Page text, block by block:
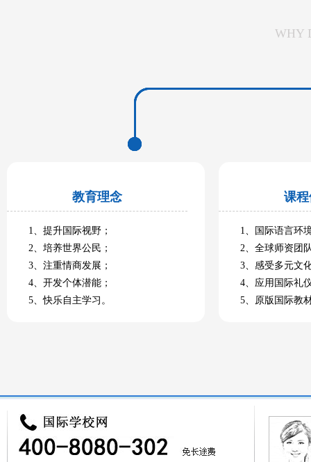
WHY
教育理念
1、提升国际视野；
2、培养世界公民；
3、注重情商发展；
4、开发个体潜能；
5、快乐自主学习。
课
1、国际语言环
2、全球师资团
3、感受多元文
4、应用国际礼
5、原版国际教